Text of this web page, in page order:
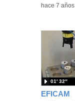
-hace 7 años
EFICAM
01′ 32″